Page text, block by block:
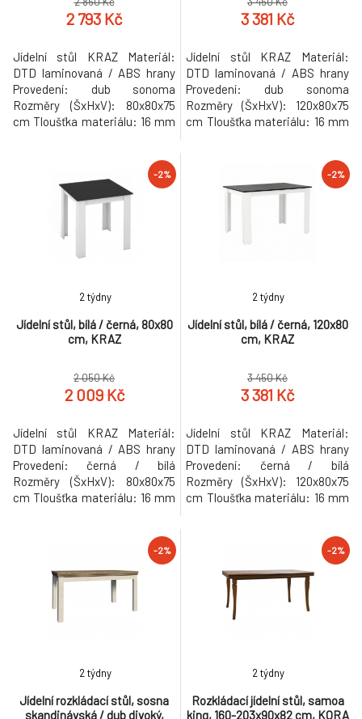
2 793 Kč
Jídelní stůl KRAZ Materiál:
DTD laminovaná / ABS hrany
Provedení: dub sonoma
Rozměry (ŠxHxV): 80x80x75
cm Tloušťka materiálu: 16 mm
3 381 Kč
Jídelní stůl KRAZ Materiál:
DTD laminovaná / ABS hrany
Provedení: dub sonoma
Rozměry (ŠxHxV): 120x80x75
cm Tloušťka materiálu: 16 mm
-2%
Jídelní stůl, bílá / černá, 80x80
cm, KRAZ
2 týdny
2 050 Kč
2 009 Kč
Jídelní stůl KRAZ Materiál:
DTD laminovaná / ABS hrany
Provedení: černá / bílá
Rozměry (ŠxHxV): 80x80x75
cm Tloušťka materiálu: 16 mm
-2%
Jídelní stůl, bílá / černá, 120x80
cm, KRAZ
2 týdny
3 450 Kč
3 381 Kč
Jídelní stůl KRAZ Materiál:
DTD laminovaná / ABS hrany
Provedení: černá / bílá
Rozměry (ŠxHxV): 120x80x75
cm Tloušťka materiálu: 16 mm
-2%
Jídelní rozkládací stůl, sosna
skandinávská / dub divoký,
2 týdny
-2%
Rozkládací jídelní stůl, samoa
king, 160-203x90x82 cm, KORA
2 týdny